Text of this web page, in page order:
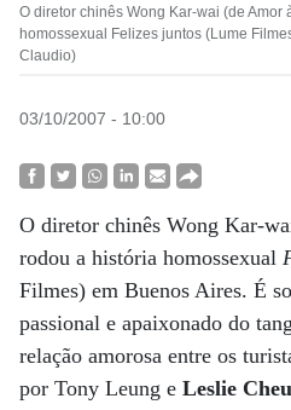
O diretor chinês Wong Kar-wai (de Amor
homossexual Felizes juntos (Lume
Claudio)
03/10/2007 - 10:00
O diretor chinês Wong Kar-
rodou a história homossexual
Filmes) em Buenos Aires. É
passional e apaixonado do
relação amorosa entre os
por Tony Leung e Leslie